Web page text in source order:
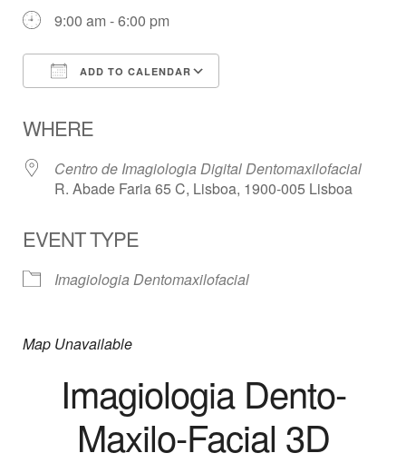
9:00 am - 6:00 pm
ADD TO CALENDAR
WHERE
Centro de Imagiologia Digital Dentomaxilofacial
R. Abade Faria 65 C, Lisboa, 1900-005 Lisboa
EVENT TYPE
Imagiologia Dentomaxilofacial
Map Unavailable
Imagiologia Dento-
Maxilo-Facial 3D